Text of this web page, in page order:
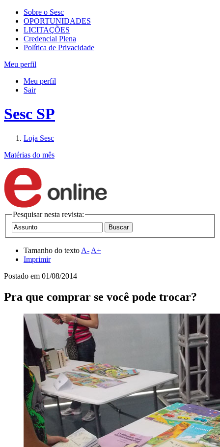
Sobre o Sesc
OPORTUNIDADES
LICITAÇÕES
Credencial Plena
Política de Privacidade
Meu perfil
Meu perfil
Sair
Sesc SP
Loja Sesc
Matérias do mês
Pesquisar nesta revista:
Tamanho do texto A- A+
Imprimir
Postado em 01/08/2014
Pra que comprar se você pode trocar?